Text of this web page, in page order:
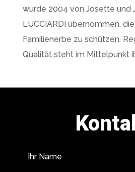
wurde 2004 von Josette und
LUCCIARDI übernommen,
Familienerbe zu schützen.
Qualität steht im Mittelpunkt
Ihr Name